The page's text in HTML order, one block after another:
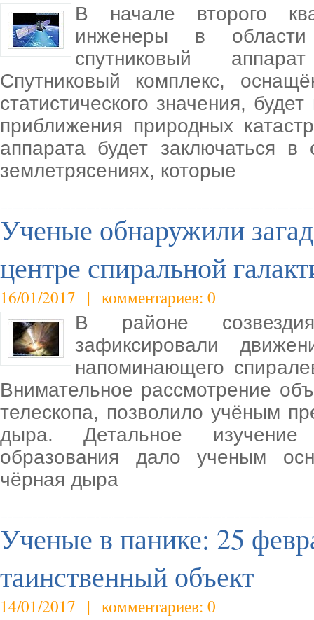
В начале второго
инженеры в области
спутниковый
Спутниковый комплекс,
статистического значения,
приближения природных
аппарата будет заключаться
землетрясениях, которые
Ученые обнаружили
центре спиральной
16/01/2017 | комментариев: 0
В районе
зафиксировали
напоминающего
Внимательное рассмотрение
телескопа, позволило учёным
дыра. Детальное изучение
образования дало ученым
чёрная дыра
Ученые в панике: 25
таинственный объект
14/01/2017 | комментариев: 0